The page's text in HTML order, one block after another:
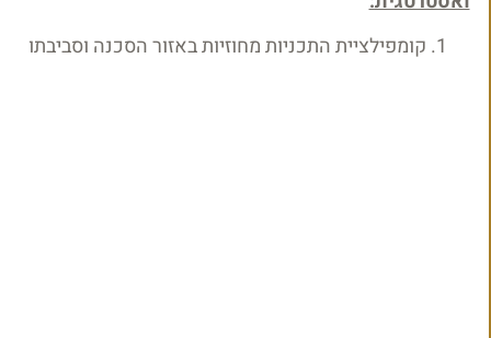
קומפילציית התכניות מחוזיות באזור הסכנה וסביבתו